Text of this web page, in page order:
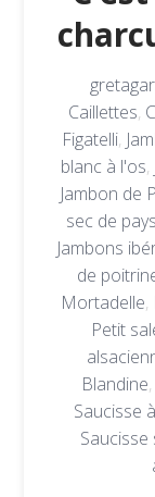
Caillettes,
Figatelli,
blanc à l'os,
Jambon de
sec de pays
Jambons
de
Mortadelle,
Petit
Blandine,
Saucisse
Saucisse